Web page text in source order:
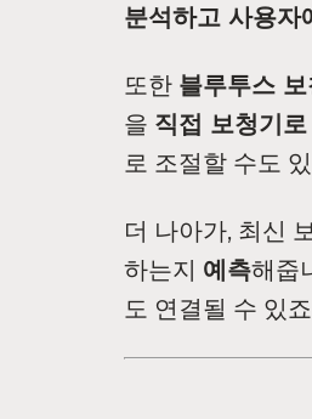
분석하고 사용자
또한 블루투스 보
을 직접 보청기
로 조절할 수도
더 나아가, 최신
하는지 예측해줍
도 연결될 수 있